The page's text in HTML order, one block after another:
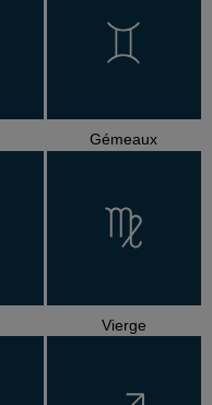
Gémeaux
Vierge